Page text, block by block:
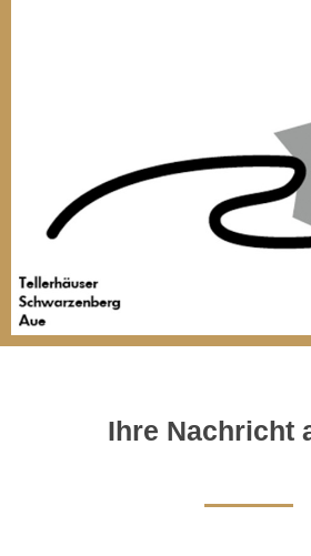
Ihre Nachricht